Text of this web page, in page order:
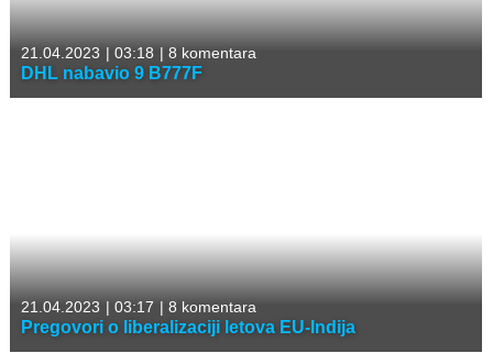
21.04.2023 | 03:18 | 8 komentara
DHL nabavio 9 B777F
21.04.2023 | 03:17 | 8 komentara
Pregovori o liberalizaciji letova EU-Indija